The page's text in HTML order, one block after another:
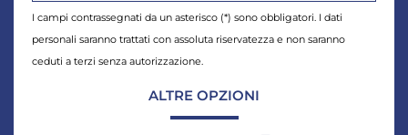
I campi contrassegnati da un asterisco (*) sono obbligatori. I dati
personali saranno trattati con assoluta riservatezza e non saranno
ceduti a terzi senza autorizzazione.
ALTRE OPZIONI